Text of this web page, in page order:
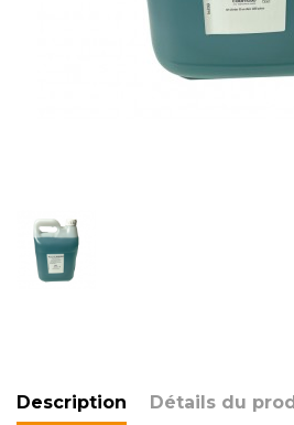
Description Détails du